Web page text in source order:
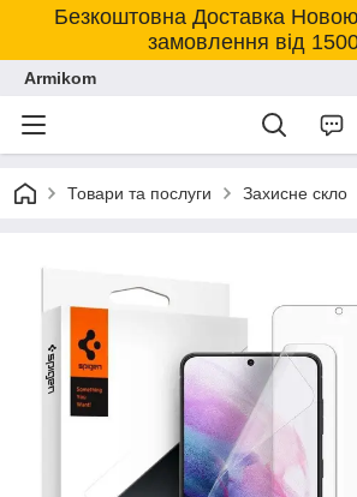
Безкоштовна Доставка
замовлення від
Armikom
Товари та послуги Захисне скло